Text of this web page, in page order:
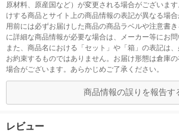
原材料、原産国など）が変更される場合がございま
けする商品とサイト上の商品情報の表記が異なる場
用前には必ずお届けした商品の商品ラベルや注意書
に詳細な商品情報が必要な場合は、メーカー等にお問
また、商品名における「セット」や「箱」の表記は
お約束するものではありません。お届け形態は倉庫
場合がございます。あらかじめご了承ください。
商品情報の誤りを報告す
レビュー